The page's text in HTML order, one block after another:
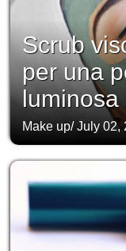
Scrub
per una
luminosa
Make up/July 02,